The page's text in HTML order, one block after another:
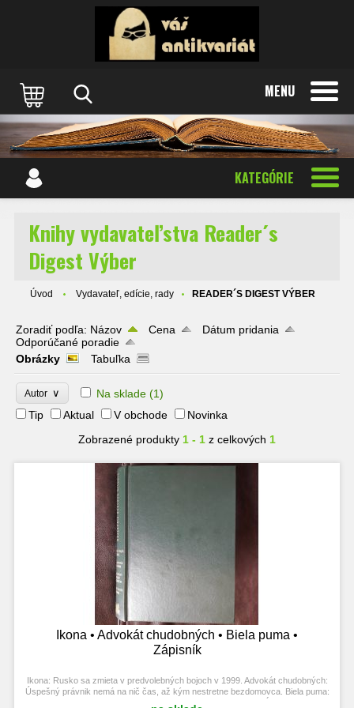
MENU
KATEGÓRIE
Knihy vydavateľstva Reader´s
Digest Výber
Úvod Vydavateľ, edície, rady READER´S DIGEST VÝBER
Zoradiť podľa: Názov Cena
Dátum pridania
Odporúčané poradie
Obrázky
Tabuľka
Autor ∨ Na sklade (1)
Tip
Aktual V obchode
Novinka
Zobrazené produkty 1 - 1 z celkových 1
Ikona • Advokát chudobných • Biela puma •
Zápisník
Ikona: Rusko sa zmieta v predvolebných bojoch v 1999. Advokát chudobných:
Úspešný právnik nemá na nič čas, až kým nestretne bezdomovca. Biela puma: